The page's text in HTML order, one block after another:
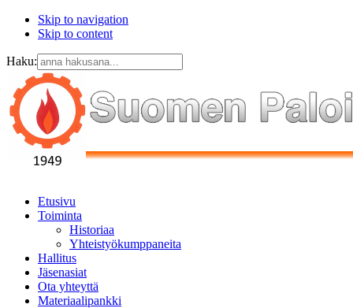
Skip to navigation
Skip to content
Haku:
Etusivu
Toiminta
Historiaa
Yhteistyökumppaneita
Hallitus
Jäsenasiat
Ota yhteyttä
Materiaalipankki